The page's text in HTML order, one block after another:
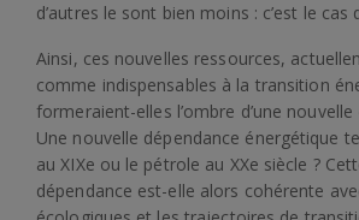
d’autres le sont bien moins : c’est le cas
Ainsi, ces nouvelles ressources,
comme indispensables à la transition
formeraient-elles l’ombre d’une nouvelle
Une nouvelle dépendance énergétique
au XIXe ou le pétrole au XXe siècle ?
dépendance est-elle alors cohérente